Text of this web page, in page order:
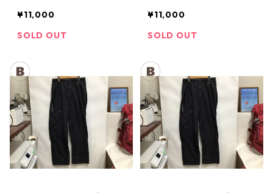
パンツ：メンズBK
¥11,000
SOLD OUT
パンツ：メンズBK
¥11,000
SOLD OUT